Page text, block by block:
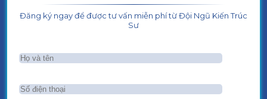
Đăng ký ngay để được tư vấn miễn phí từ Đội Ngũ Kiến Trúc
Sư